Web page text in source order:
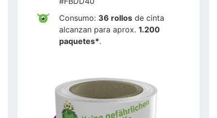
Consumo: 36 rollos de cinta
alcanzan para aprox. 1.200
paquetes*.